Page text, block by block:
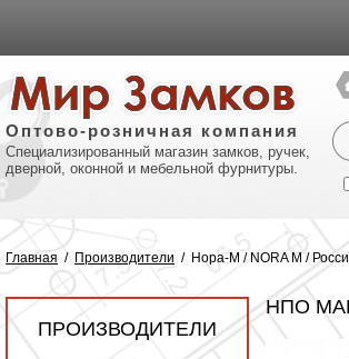
Оптово-розничная компания
Специализированный магазин замков, ручек,
дверной, оконной и мебельной фурнитуры.
Главная / Производители / Нора-М / NORA M /
ПРОИЗВОДИТЕЛИ
НПО